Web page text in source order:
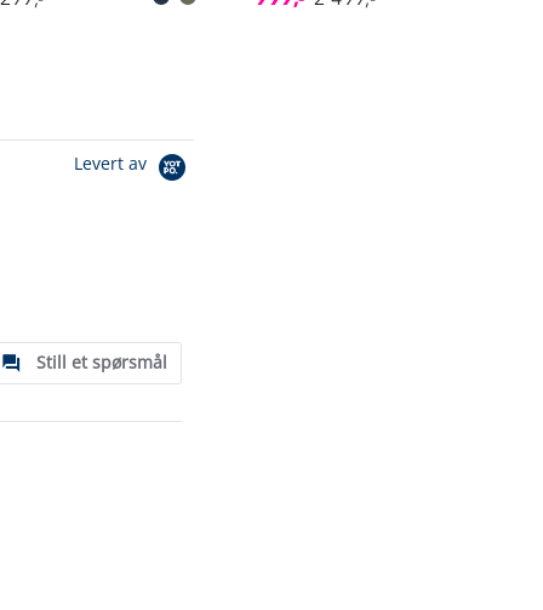
Levert av
Still et spørsmål